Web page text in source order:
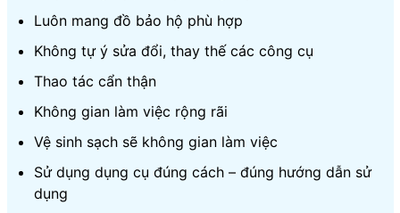
Luôn mang đồ bảo hộ phù hợp
Không tự ý sửa đổi, thay thế các công cụ
Thao tác cẩn thận
Không gian làm việc rộng rãi
Vệ sinh sạch sẽ không gian làm việc
Sử dụng dụng cụ đúng cách – đúng hướng dẫn sử
dụng